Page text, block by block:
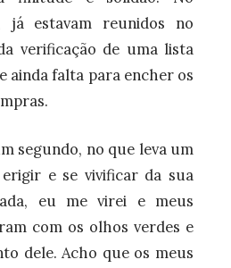
já estavam reunidos no
verificação de uma lista
ainda falta para encher os
segundo, no que leva um
e se vivificar da sua
eu me virei e meus
com os olhos verdes e
dele. Acho que os meus